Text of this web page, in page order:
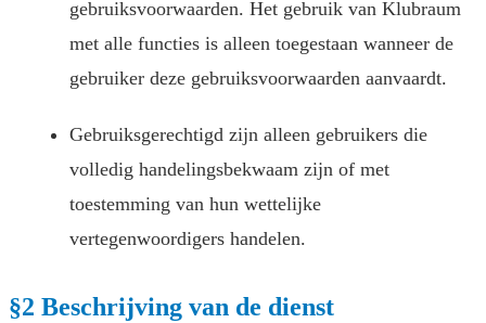
gebruiksvoorwaarden. Het gebruik van Klubraum
met alle functies is alleen toegestaan wanneer de
gebruiker deze gebruiksvoorwaarden aanvaardt.
Gebruiksgerechtigd zijn alleen gebruikers die
volledig handelingsbekwaam zijn of met
toestemming van hun wettelijke
vertegenwoordigers handelen.
§2 Beschrijving van de dienst